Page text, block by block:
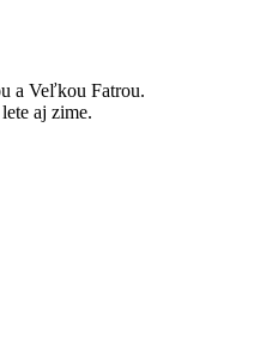
a Veľkou Fatrou.
aj zime.